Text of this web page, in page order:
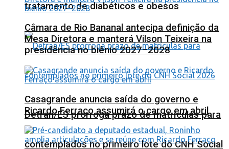
tratamento de diabéticos e obesos
Detran/ES prorroga prazo de matrículas para
contemplados no primeiro lote do CNH Social
Câmara de Rio Bananal antecipa definição da
Mesa Diretora e manterá Vilson Teixeira na
presidência no biênio 2027–2028
Casagrande anuncia saída do governo e
Ricardo Ferraço assumirá o cargo em abril